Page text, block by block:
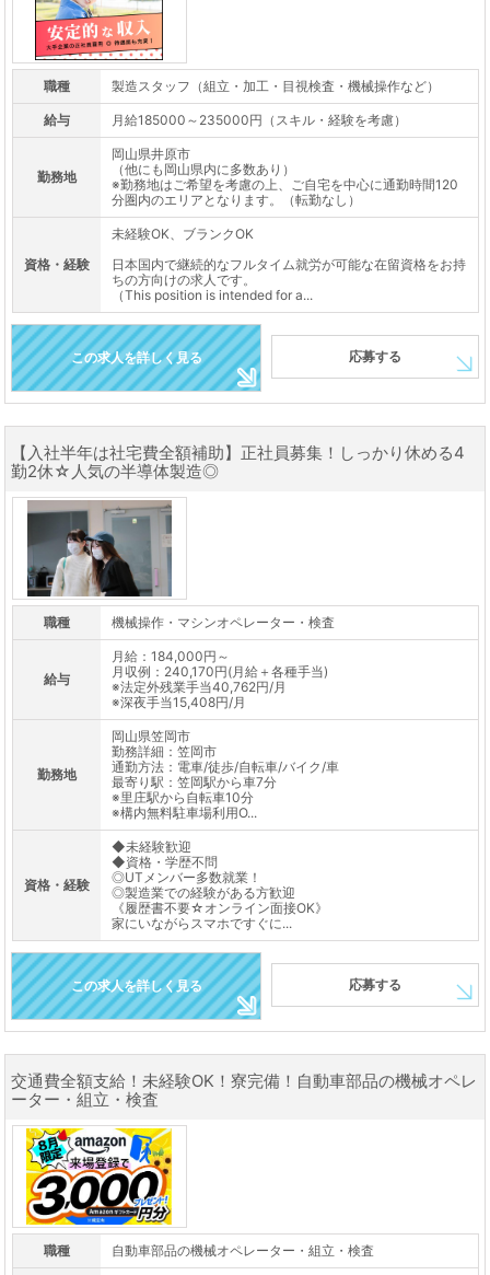
職種 製造スタッフ（組立・加工・目視検査・機械操作など）
給与 月給185000～235000円（スキル・経験を考慮）
勤務地
岡山県井原市
（他にも岡山県内に多数あり）
※勤務地はご希望を考慮の上、ご自宅を中心に通勤時間120
分圏内のエリアとなります。（転勤なし）
資格・経験
未経験OK、ブランクOK
日本国内で継続的なフルタイム就労が可能な在留資格をお持
ちの方向けの求人です。
（This position is intended for a...
この求人を詳しく見る 応募する
【入社半年は社宅費全額補助】正社員募集！しっかり休める4
勤2休☆人気の半導体製造◎
職種 機械操作・マシンオペレーター・検査
給与
月給：184,000円～
月収例：240,170円(月給＋各種手当)
※法定外残業手当40,762円/月
※深夜手当15,408円/月
勤務地
岡山県笠岡市
勤務詳細：笠岡市
通勤方法：電車/徒歩/自転車/バイク/車
最寄り駅：笠岡駅から車7分
※里庄駅から自転車10分
※構内無料駐車場利用O...
資格・経験
◆未経験歓迎
◆資格・学歴不問
◎UTメンバー多数就業！
◎製造業での経験がある方歓迎
《履歴書不要☆オンライン面接OK》
家にいながらスマホですぐに...
この求人を詳しく見る 応募する
交通費全額支給！未経験OK！寮完備！自動車部品の機械オペレ
ーター・組立・検査
職種 自動車部品の機械オペレーター・組立・検査